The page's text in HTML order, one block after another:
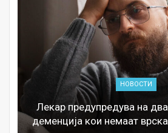
НОВОСТИ
Лекар предупредува на
деменција кои немаат